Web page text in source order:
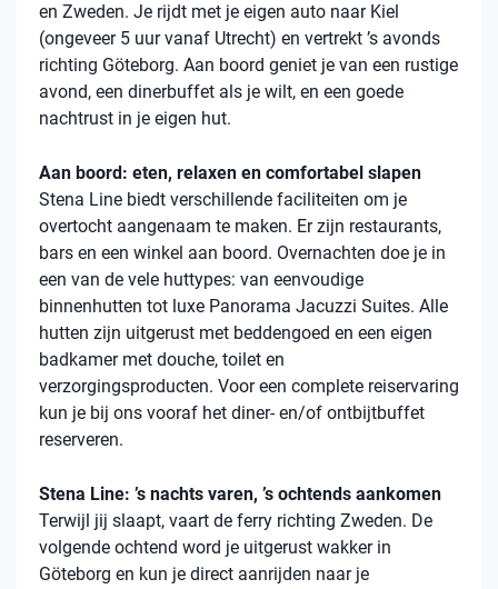
en Zweden. Je rijdt met je eigen auto naar Kiel
(ongeveer 5 uur vanaf Utrecht) en vertrekt ’s avonds
richting Göteborg. Aan boord geniet je van een rustige
avond, een dinerbuffet als je wilt, en een goede
nachtrust in je eigen hut.
Aan boord: eten, relaxen en comfortabel slapen
Stena Line biedt verschillende faciliteiten om je
overtocht aangenaam te maken. Er zijn restaurants,
bars en een winkel aan boord. Overnachten doe je in
een van de vele huttypes: van eenvoudige
binnenhutten tot luxe Panorama Jacuzzi Suites. Alle
hutten zijn uitgerust met beddengoed en een eigen
badkamer met douche, toilet en
verzorgingsproducten. Voor een complete reiservaring
kun je bij ons vooraf het diner- en/of ontbijtbuffet
reserveren.
Stena Line: ’s nachts varen, ’s ochtends aankomen
Terwijl jij slaapt, vaart de ferry richting Zweden. De
volgende ochtend word je uitgerust wakker in
Göteborg en kun je direct aanrijden naar je